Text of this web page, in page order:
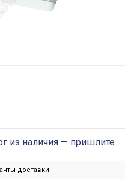
из наличия — пришлите